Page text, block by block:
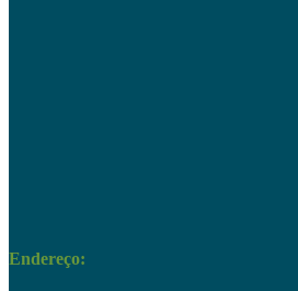
Endereço: